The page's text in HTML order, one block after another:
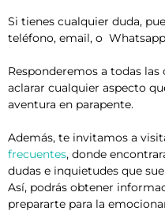
Si tienes cualquier duda,
teléfono, email, o
Responderemos a todas
aclarar cualquier aspecto
aventura en parapente.
Además, te invitamos a
frecuentes, donde
dudas e inquietudes que
Así, podrás obtener
prepararte para la